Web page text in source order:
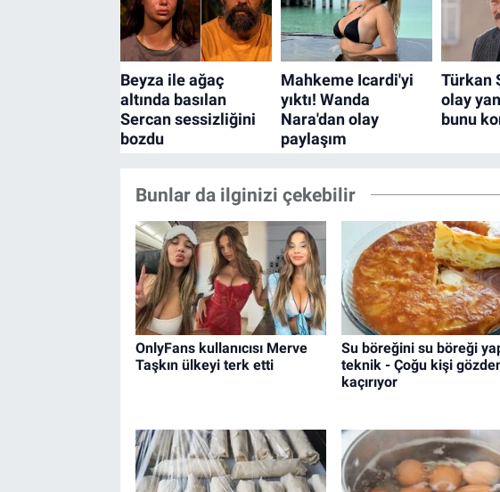
Bunlar da ilginizi çekebilir
OnlyFans kullanıcısı Merve
Taşkın ülkeyi terk etti
Su böreğini su böreği
teknik - Çoğu kişi
kaçırıyor